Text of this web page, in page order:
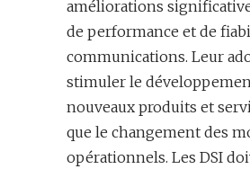
améliorations
de performance et de
communications. Leur
stimuler le
nouveaux produits et
que le changement des
opérationnels. Les DSI